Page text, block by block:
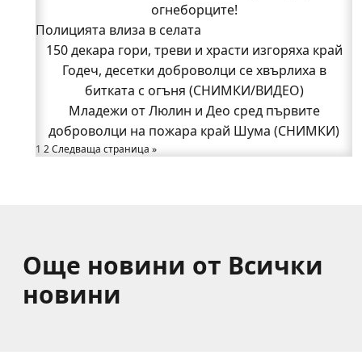
Годеч, десетки доброволци се хвърлиха в
битката с огъня (СНИМКИ/ВИДЕО)
Полицията влиза в селата
Възможни са прекъсвания на тока утре в части
от община Годеч
Какво накара Яна и Станимир да изберат Годеч
пред живота в чужбина? (ВИДЕО)
Родов оброк събра поколения под старата круша
огнеборците!
Полицията влиза в селата
150 декара гори, треви и храсти изгоряха край
Годеч, десетки доброволци се хвърлиха в
битката с огъня (СНИМКИ/ВИДЕО)
Младежи от Люлин и Део сред първите
доброволци на пожара край Шума (СНИМКИ)
1 2Следваща страница »
Още новини от Всички
новини